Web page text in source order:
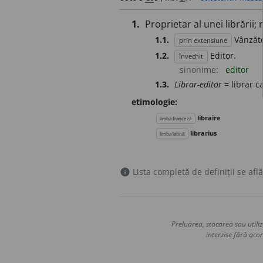
1. Proprietar al unei librării;
1.1. prin extensiune
1.2.
învechit
Editor.
sinonime:
editor
1.3. Librar-editor = librar
etimologie:
limba franceză libraire
limba latină librarius
info Lista completă de definiții se
Preluarea, stocarea sau
interzise fără